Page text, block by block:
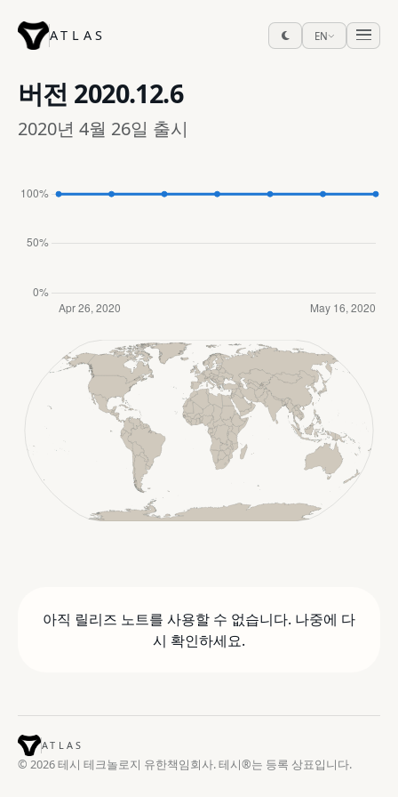
ATLAS EN
버전 2020.12.6
2020년 4월 26일 출시
아직 릴리즈 노트를 사용할 수 없습니다. 나중에 다
시 확인하세요.
ATLAS
© 2026 테시 테크놀로지 유한책임회사. 테시®는 등록 상표입니다.